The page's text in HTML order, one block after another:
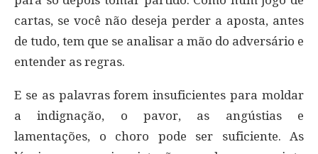
cartas, se você não deseja perder a aposta, antes
de tudo, tem que se analisar a mão do adversário e
entender as regras.
E se as palavras forem insuficientes para moldar
a indignação, o pavor, as angústias e
lamentações, o choro pode ser suficiente. As